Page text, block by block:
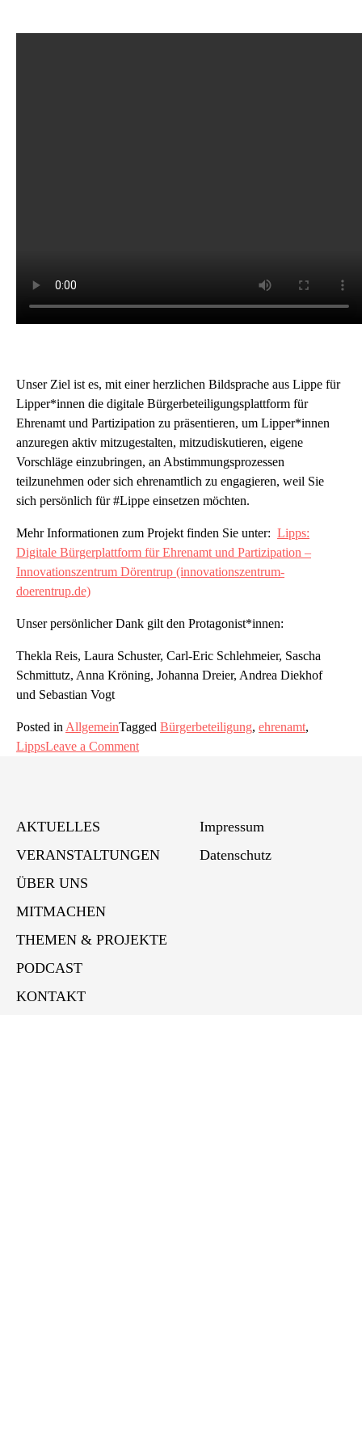
Unser Ziel ist es, mit einer herzlichen Bildsprache aus Lippe für
Lipper*innen die digitale Bürgerbeteiligungsplattform für
Ehrenamt und Partizipation zu präsentieren, um Lipper*innen
anzuregen aktiv mitzugestalten, mitzudiskutieren, eigene
Vorschläge einzubringen, an Abstimmungsprozessen
teilzunehmen oder sich ehrenamtlich zu engagieren, weil Sie
sich persönlich für #Lippe einsetzen möchten.
Mehr Informationen zum Projekt finden Sie unter: Lipps:
Digitale Bürgerplattform für Ehrenamt und Partizipation –
Innovationszentrum Dörentrup (innovationszentrum-
doerentrup.de)
Unser persönlicher Dank gilt den Protagonist*innen:
Thekla Reis, Laura Schuster, Carl-Eric Schlehmeier, Sascha
Schmittutz, Anna Kröning, Johanna Dreier, Andrea Diekhof
und Sebastian Vogt
Posted in AllgemeinTagged Bürgerbeteiligung, ehrenamt,
LippsLeave a Commenton
#heimatliebe“
AKTUELLES
VERANSTALTUNGEN
ÜBER UNS
MITMACHEN
THEMEN & PROJEKTE
PODCAST
KONTAKT
Impressum
Datenschutz